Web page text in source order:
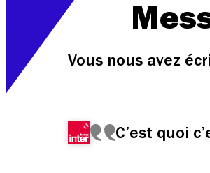
Vous nous avez
C’est quoi